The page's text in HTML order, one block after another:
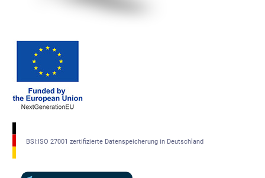
BSI:ISO 27001 zertifizierte Datenspeicherung in Deutschland